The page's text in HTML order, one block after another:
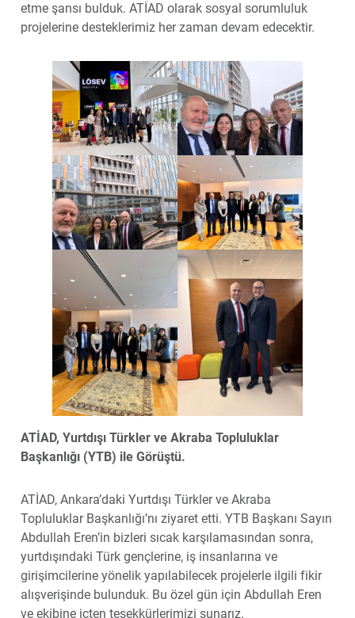
etme şansı bulduk. ATİAD olarak sosyal sorumluluk
projelerine desteklerimiz her zaman devam edecektir.
ATİAD, Yurtdışı Türkler ve Akraba Topluluklar
Başkanlığı (YTB) ile Görüştü.
ATİAD, Ankara’daki Yurtdışı Türkler ve Akraba
Topluluklar Başkanlığı’nı ziyaret etti. YTB Başkanı Sayın
Abdullah Eren’in bizleri sıcak karşılamasından sonra,
yurtdışındaki Türk gençlerine, iş insanlarına ve
girişimcilerine yönelik yapılabilecek projelerle ilgili fikir
alışverişinde bulunduk. Bu özel gün için Abdullah Eren
ve ekibine içten teşekkürlerimizi sunarız.